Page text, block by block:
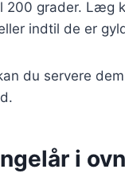
200 grader. Læg
indtil de er
du servere
i